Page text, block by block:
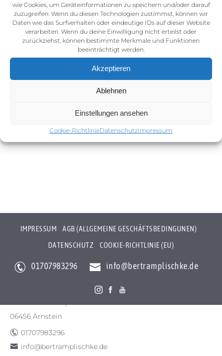
wie Cookies, um Geräteinformationen zu speichern und/oder darauf
zuzugreifen. Wenn du diesen Technologien zustimmst, können wir
Daten wie das Surfverhalten oder eindeutige IDs auf dieser Website
verarbeiten. Wenn du deine Einwilligung nicht erteilst oder
zurückziehst, können bestimmte Merkmale und Funktionen
beeinträchtigt werden.
Akzeptieren
Ablehnen
Einstellungen ansehen
Cookie-RichtlinieDatenschutzImpressum
Cookie-Richtlinie (EU)
IMPRESSUM
AGB (ALLGEMEINE GESCHÄFTSBEDINGUNEN)
DATENSCHUTZ
COOKIE-RICHTLINIE (EU)
01707983296 info@bertramplischke.de
Bertram Plischke Individualfotografie
06456 Arnstein
01707983296
info@bertramplischke.de